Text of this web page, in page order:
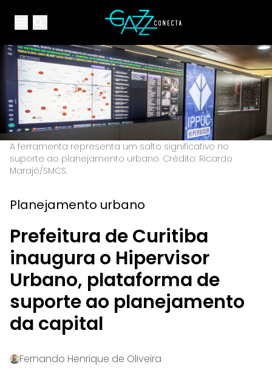
Open main menuYour Company
A ferramenta representa um salto significativo no
suporte ao planejamento urbano. Crédito: Ricardo
Marajó/SMCS.
Planejamento urbano
Prefeitura de Curitiba
inaugura o Hipervisor
Urbano, plataforma de
suporte ao planejamento
da capital
Fernando Henrique de Oliveira